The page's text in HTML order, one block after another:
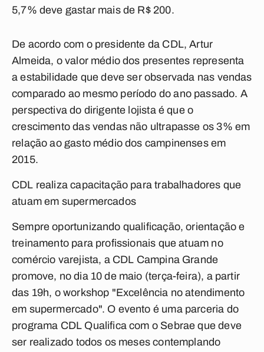
5,7% deve gastar mais de R$ 200.
De acordo com o presidente da CDL, Artur
Almeida, o valor médio dos presentes representa
a estabilidade que deve ser observada nas vendas
comparado ao mesmo período do ano passado. A
perspectiva do dirigente lojista é que o
crescimento das vendas não ultrapasse os 3% em
relação ao gasto médio dos campinenses em
2015.
CDL realiza capacitação para trabalhadores que
atuam em supermercados
Sempre oportunizando qualificação, orientação e
treinamento para profissionais que atuam no
comércio varejista, a CDL Campina Grande
promove, no dia 10 de maio (terça-feira), a partir
das 19h, o workshop "Excelência no atendimento
em supermercado". O evento é uma parceria do
programa CDL Qualifica com o Sebrae que deve
ser realizado todos os meses contemplando